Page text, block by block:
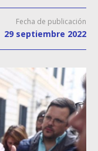
Fecha de publicación
29 septiembre 2022